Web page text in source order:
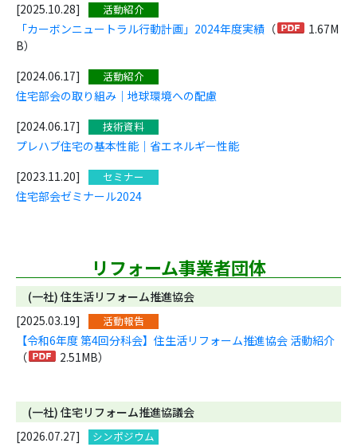
[2025.10.28]
活動紹介
「カーボンニュートラル行動計画」2024年度実績 （
1.67M
B）
[2024.06.17]
活動紹介
住宅部会の取り組み｜地球環境への配慮
[2024.06.17]
技術資料
プレハブ住宅の基本性能｜省エネルギー性能
[2023.11.20]
セミナー
住宅部会ゼミナール2024
リフォーム事業者団体
(一社) 住生活リフォーム推進協会
[2025.03.19]
活動報告
【令和6年度 第4回分科会】住生活リフォーム推進協会 活動紹介
（
2.51MB）
(一社) 住宅リフォーム推進協議会
[2026.07.27]
シンポジウム